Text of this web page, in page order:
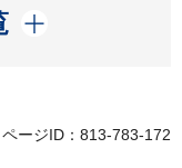
ページID：813-783-172